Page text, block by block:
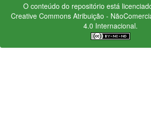
O conteúdo do repositório está
Creative CommonsAtribuição -
4.0 Internacional.